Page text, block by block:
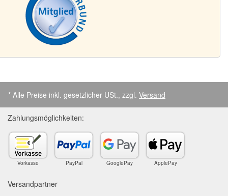
* Alle Preise inkl. gesetzlicher USt., zzgl. Versand
Zahlungsmöglichkeiten:
Vorkasse PayPal GooglePay ApplePay
Versandpartner